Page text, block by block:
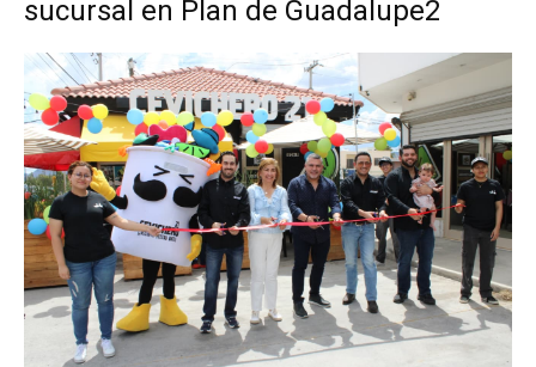
sucursal en Plan de Guadalupe2